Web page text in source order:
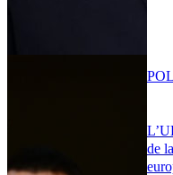
de